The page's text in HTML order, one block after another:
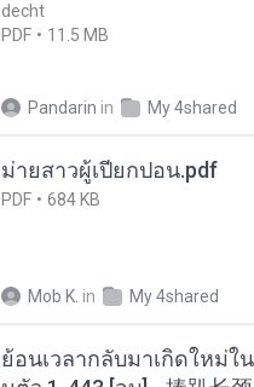
decht
PDF
11.5 MB
Pandarin in My 4shared
ม่ายสาวผู้เปียกปอน.pdf
PDF 684 KB
Mob K. in My 4shared
ย้อนเวลากลับมาเกิดใหม่